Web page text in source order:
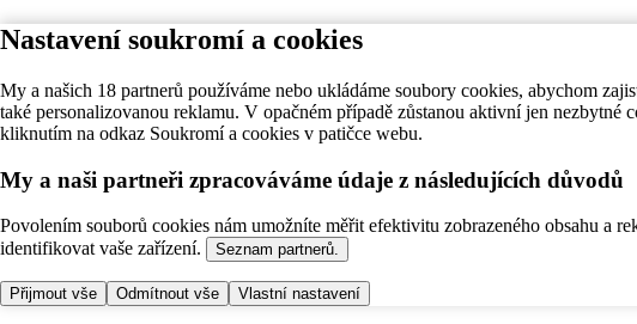
Nastavení soukromí a cookies
My a našich 18 partnerů používáme nebo ukládáme soubory cookies, abychom
také personalizovanou reklamu. V opačném případě zůstanou aktivní jen
kliknutím na odkaz Soukromí a cookies v patičce webu.
My a naši partneři zpracováváme údaje z následujících důvodů
Povolením souborů cookies nám umožníte měřit efektivitu zobrazeného obsahu a
identifikovat vaše zařízení.
Seznam partnerů.
Přijmout vše Odmítnout vše Vlastní nastavení